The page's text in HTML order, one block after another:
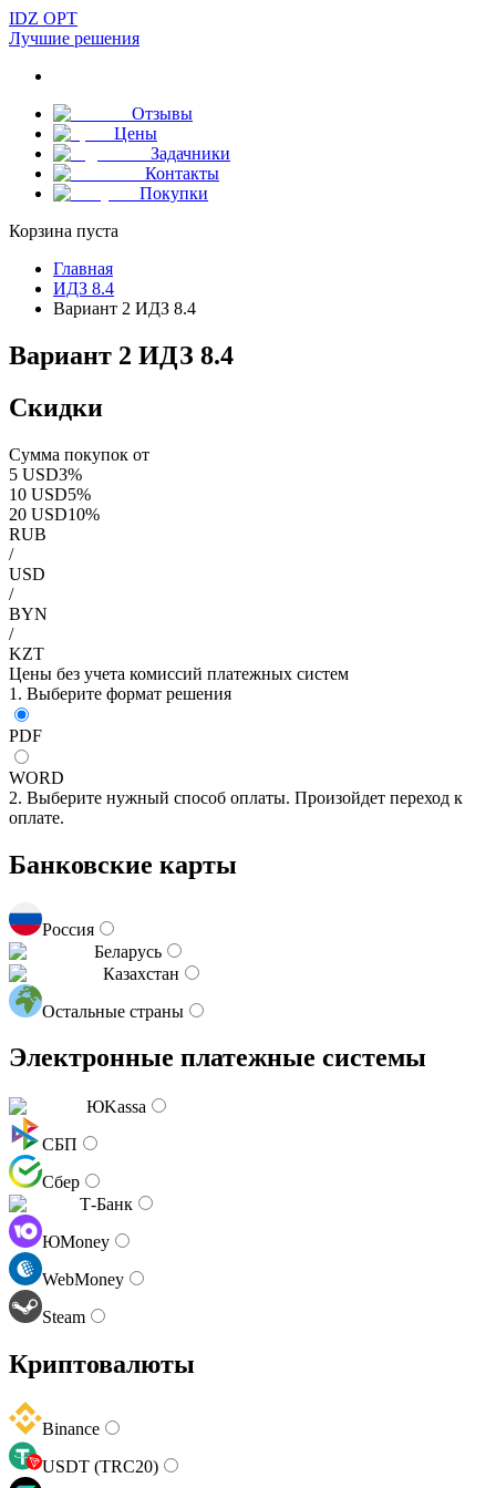
IDZ OPT
Лучшие решения
Отзывы
Цены
Задачники
Контакты
Покупки
Корзина пуста
Главная
ИДЗ 8.4
Вариант 2 ИДЗ 8.4
Вариант 2 ИДЗ 8.4
Скидки
Сумма покупок от
5 USD3%
10 USD5%
20 USD10%
RUB
/
USD
/
BYN
/
KZT
Цены без учета комиссий платежных систем
1. Выберите формат решения
PDF
WORD
2. Выберите нужный способ оплаты. Произойдет переход к
оплате.
Банковские карты
Россия
Беларусь
Казахстан
Остальные страны
Электронные платежные системы
ЮKassa
СБП
Сбер
Т-Банк
ЮMoney
WebMoney
Steam
Криптовалюты
Binance
USDT (TRC20)